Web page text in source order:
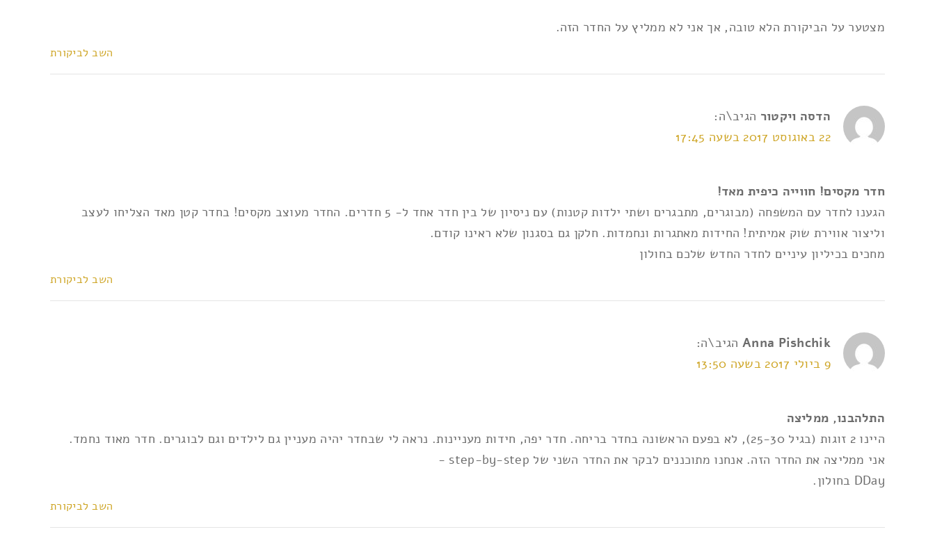
מצטער על הביקורת הלא טובה, אך אני לא ממליץ על החדר הזה.
השב לביקורת
הדסה ויקטור הגיב\ה:
22 באוגוסט 2017 בשעה 17:45
חדר מקסים! חווייה כיפית מאד!
הגענו לחדר עם המשפחה (מבוגרים, מתבגרים ושתי ילדות קטנות) עם ניסיון של בין חדר אחד ל- 5 חדרים. החדר מעוצב מקסים! בחדר קטן מאד הצליחו לעצב
וליצור אווירת שוק אמיתית! החידות מאתגרות ונחמדות. חלקן גם בסגנון שלא ראינו קודם.
מחכים בכיליון עיניים לחדר החדש שלכם בחולון
השב לביקורת
Anna Pishchik הגיב\ה:
9 ביולי 2017 בשעה 13:50
התלהבנו, ממליצה
היינו 2 זוגות (בגיל 25-30), לא בפעם הראשונה בחדר בריחה. חדר יפה, חידות מעניינות. נראה לי שבחדר יהיה מעניין גם לילדים וגם לבוגרים. חדר מאוד נחמד.
אני ממליצה את החדר הזה. אנחנו מתוכננים לבקר את החדר השני של step-by-step -
DDay בחולון.
השב לביקורת